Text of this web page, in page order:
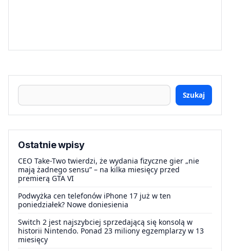
Szukaj
Ostatnie wpisy
CEO Take-Two twierdzi, że wydania fizyczne gier „nie
mają żadnego sensu” – na kilka miesięcy przed
premierą GTA VI
Podwyżka cen telefonów iPhone 17 już w ten
poniedziałek? Nowe doniesienia
Switch 2 jest najszybciej sprzedającą się konsolą w
historii Nintendo. Ponad 23 miliony egzemplarzy w 13
miesięcy